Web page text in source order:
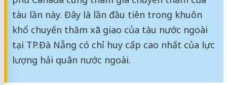
tàu lần này. Đây là lần đầu tiên trong khuôn
khổ chuyến thăm xã giao của tàu nước ngoài
tại TP.Đà Nẵng có chỉ huy cấp cao nhất của lực
lượng hải quân nước ngoài.